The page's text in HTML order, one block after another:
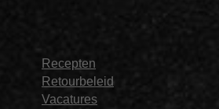
Recepten
Retourbeleid
Vacatures